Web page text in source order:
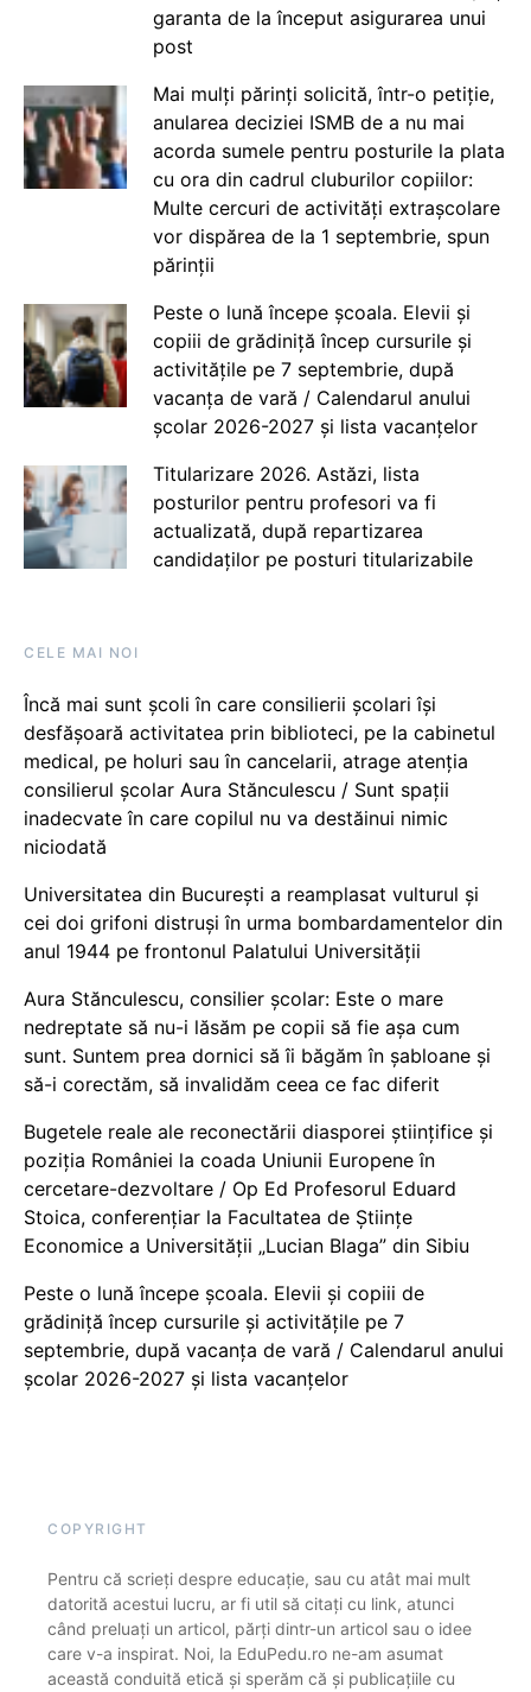
garanta de la început asigurarea unui
post
Mai mulți părinți solicită, într-o petiție,
anularea deciziei ISMB de a nu mai
acorda sumele pentru posturile la plata
cu ora din cadrul cluburilor copiilor:
Multe cercuri de activități extrașcolare
vor dispărea de la 1 septembrie, spun
părinții
Peste o lună începe școala. Elevii și
copiii de grădiniță încep cursurile și
activitățile pe 7 septembrie, după
vacanța de vară / Calendarul anului
școlar 2026-2027 și lista vacanțelor
Titularizare 2026. Astăzi, lista
posturilor pentru profesori va fi
actualizată, după repartizarea
candidaților pe posturi titularizabile
CELE MAI NOI
Încă mai sunt școli în care consilierii școlari își
desfășoară activitatea prin biblioteci, pe la cabinetul
medical, pe holuri sau în cancelarii, atrage atenția
consilierul școlar Aura Stănculescu / Sunt spații
inadecvate în care copilul nu va destăinui nimic
niciodată
Universitatea din București a reamplasat vulturul și
cei doi grifoni distruși în urma bombardamentelor din
anul 1944 pe frontonul Palatului Universității
Aura Stănculescu, consilier școlar: Este o mare
nedreptate să nu-i lăsăm pe copii să fie așa cum
sunt. Suntem prea dornici să îi băgăm în șabloane și
să-i corectăm, să invalidăm ceea ce fac diferit
Bugetele reale ale reconectării diasporei științifice și
poziția României la coada Uniunii Europene în
cercetare-dezvoltare / Op Ed Profesorul Eduard
Stoica, conferențiar la Facultatea de Științe
Economice a Universității „Lucian Blaga” din Sibiu
Peste o lună începe școala. Elevii și copiii de
grădiniță încep cursurile și activitățile pe 7
septembrie, după vacanța de vară / Calendarul anului
școlar 2026-2027 și lista vacanțelor
COPYRIGHT
Pentru că scrieți despre educație, sau cu atât mai mult
datorită acestui lucru, ar fi util să citați cu link, atunci
când preluați un articol, părți dintr-un articol sau o idee
care v-a inspirat. Noi, la EduPedu.ro ne-am asumat
această conduită etică și sperăm că și publicațiile cu